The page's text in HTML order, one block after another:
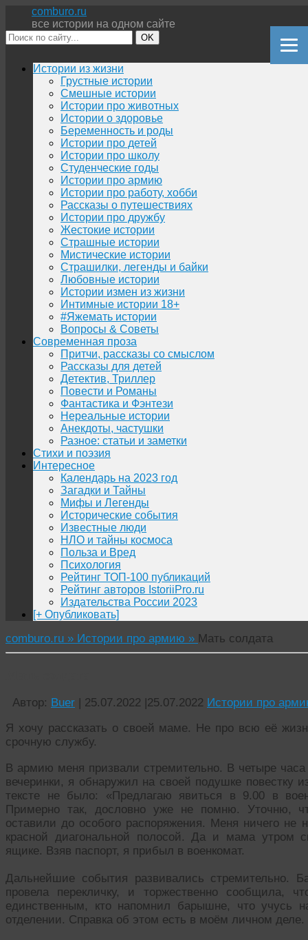
comburo.ru
все истории на одном сайте
OK
Перейти
содержимому
Истории из жизни
Грустные истории
Смешные истории
Истории про животных
Истории о здоровье
Беременность и роды
Истории про детей
Истории про школу
Студенческие годы
Истории про армию
Истории про работу, хобби
Рассказы о путешествиях
Истории про дружбу
Жестокие истории
Страшные истории
Мистические истории
Страшилки, легенды и байки
Любовные истории
Истории измен из жизни
Интимные истории 18+
#Яжемать истории
Вопросы & Советы
Современная проза
Притчи, рассказы со смыслом
Рассказы для детей
Детектив, Триллер
Повести и Романы
Фантастика и Фэнтези
Нереальные истории
Анекдоты, частушки
Разное: статьи и заметки
Стихи и поэзия
Интересное
Календарь на 2023 год
Загадки и Тайны
Мифы и Легенды
Исторические события
Известные люди
НЛО и тайны космоса
Польза и Вред
Психология
Рейтинг ТОП-100 публикаций
Рейтинг авторов IstoriiPro.ru
Издательства России 2023
[+ Опубликовать]
comburo.ru » Истории про армию » Мать солдата
Автор: Buer | 25.07.2022 |25.07.2022 Истории про
Я хочу рассказать о своей маме. Не про всю её
срочную службу.
В армию меня призвали стремительно. В четыре
вечеринки, я обнаружил на своей подушке повестку
тексте не было: «Предлагаю явиться в 9.00 в
Примерно так, дословно уже не помню. Уточню,
оставили до особого распоряжения. Меня ничего не
красной диагональной полосой. Да и мама утром
ящике. Взяв паспорт, я прибыл в военкомат.
Дальнейшие события развивались стремительно.
провела перекличку, и торжественно сообщила,
единственным, кто напомнил барышне, что учусь
отделении. Справка об этом есть в моём личном